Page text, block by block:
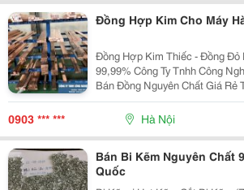
Đồng Hợp Kim Cho Máy
Đồng Hợp Kim Thiếc - Đồng Đỏ
99,99% Công Ty Tnhh Công Nghiệp H Việt Nam Chuyên
Bán Đồng Nguyên Chất Giá Rẻ
Các Tỉnh Thành Trên Toàn
0903 *** *** Hà Nội
Bán Bi Kẽm Nguyên Chất
Quốc